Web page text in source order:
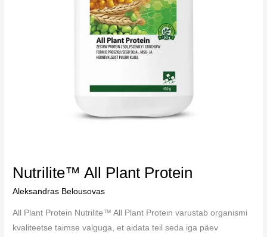
Nutrilite™ All Plant Protein
Aleksandras Belousovas
All Plant Protein Nutrilite™ All Plant Protein varustab organismi
kvaliteetse taimse valguga, et aidata teil seda iga päev